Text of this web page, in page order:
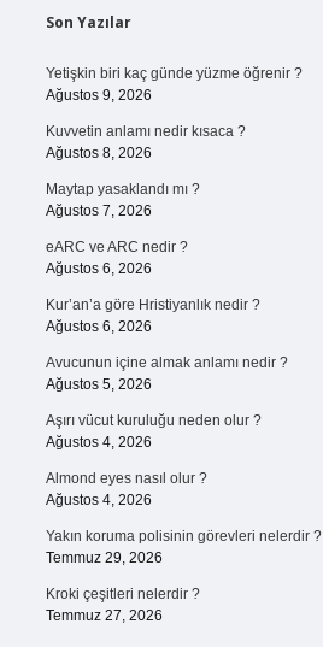
Sidebar
Son Yazılar
Yetişkin biri kaç günde yüzme öğrenir ?
Ağustos 9, 2026
Kuvvetin anlamı nedir kısaca ?
Ağustos 8, 2026
Maytap yasaklandı mı ?
Ağustos 7, 2026
eARC ve ARC nedir ?
Ağustos 6, 2026
Kur’an’a göre Hristiyanlık nedir ?
Ağustos 6, 2026
Avucunun içine almak anlamı nedir ?
Ağustos 5, 2026
Aşırı vücut kuruluğu neden olur ?
Ağustos 4, 2026
Almond eyes nasıl olur ?
Ağustos 4, 2026
Yakın koruma polisinin görevleri nelerdir ?
Temmuz 29, 2026
Kroki çeşitleri nelerdir ?
Temmuz 27, 2026